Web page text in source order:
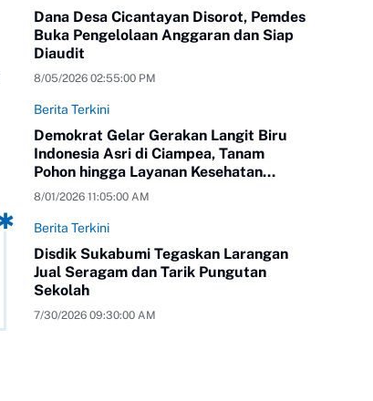
Dana Desa Cicantayan Disorot, Pemdes
Buka Pengelolaan Anggaran dan Siap
Diaudit
8/05/2026 02:55:00 PM
Berita Terkini
Demokrat Gelar Gerakan Langit Biru
Indonesia Asri di Ciampea, Tanam
Pohon hingga Layanan Kesehatan
Gratis
8/01/2026 11:05:00 AM
Berita Terkini
Disdik Sukabumi Tegaskan Larangan
Jual Seragam dan Tarik Pungutan
Sekolah
7/30/2026 09:30:00 AM